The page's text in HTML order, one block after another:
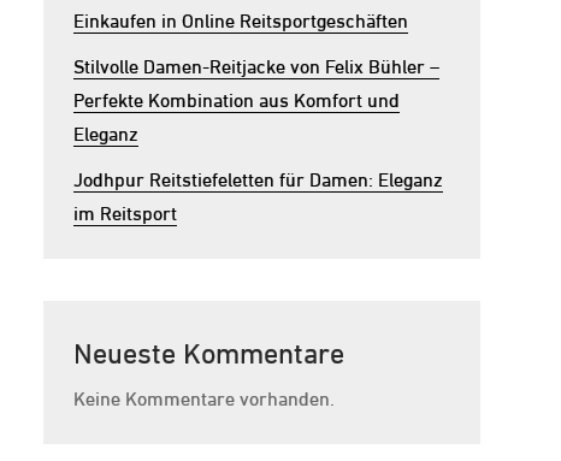
Einkaufen in Online Reitsportgeschäften
Stilvolle Damen-Reitjacke von Felix Bühler –
Perfekte Kombination aus Komfort und
Eleganz
Jodhpur Reitstiefeletten für Damen: Eleganz
im Reitsport
Neueste Kommentare
Keine Kommentare vorhanden.